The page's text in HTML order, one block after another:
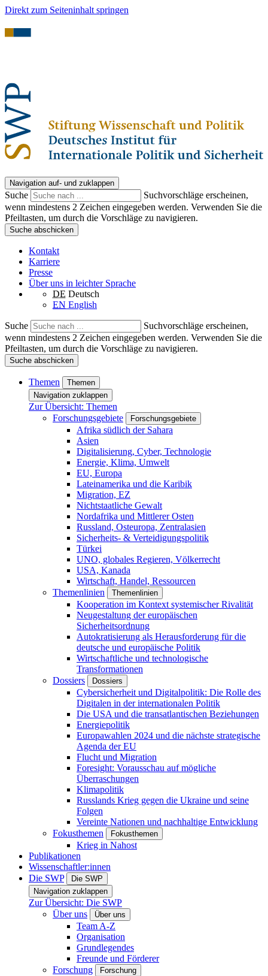
Direkt zum Seiteninhalt springen
Navigation auf- und zuklappen
Suche
Suchvorschläge erscheinen,
wenn mindestens 2 Zeichen eingegeben werden. Verwenden Sie die
Pfeiltasten, um durch die Vorschläge zu navigieren.
Suche abschicken
Kontakt
Karriere
Presse
Über uns in leichter Sprache
DE Deutsch
EN English
Suche
Suchvorschläge erscheinen,
wenn mindestens 2 Zeichen eingegeben werden. Verwenden Sie die
Pfeiltasten, um durch die Vorschläge zu navigieren.
Suche abschicken
Themen
Themen
Navigation zuklappen
Zur Übersicht: Themen
Forschungsgebiete
Forschungsgebiete
Afrika südlich der Sahara
Asien
Digitalisierung, Cyber, Technologie
Energie, Klima, Umwelt
EU, Europa
Lateinamerika und die Karibik
Migration, EZ
Nichtstaatliche Gewalt
Nordafrika und Mittlerer Osten
Russland, Osteuropa, Zentralasien
Sicherheits- & Verteidigungspolitik
Türkei
UNO, globales Regieren, Völkerrecht
USA, Kanada
Wirtschaft, Handel, Ressourcen
Themenlinien
Themenlinien
Kooperation im Kontext systemischer Rivalität
Neugestaltung der europäischen
Sicherheitsordnung
Autokratisierung als Herausforderung für die
deutsche und europäische Politik
Wirtschaftliche und technologische
Transformationen
Dossiers
Dossiers
Cybersicherheit und Digitalpolitik: Die Rolle des
Digitalen in der internationalen Politik
Die USA und die transatlantischen Beziehungen
Energiepolitik
Europawahlen 2024 und die nächste strategische
Agenda der EU
Flucht und Migration
Foresight: Vorausschau auf mögliche
Überraschungen
Klimapolitik
Russlands Krieg gegen die Ukraine und seine
Folgen
Vereinte Nationen und nachhaltige Entwicklung
Fokusthemen
Fokusthemen
Krieg in Nahost
Publikationen
Wissenschaftler:innen
Die SWP
Die SWP
Navigation zuklappen
Zur Übersicht: Die SWP
Über uns
Über uns
Team A-Z
Organisation
Grundlegendes
Freunde und Förderer
Forschung
Forschung